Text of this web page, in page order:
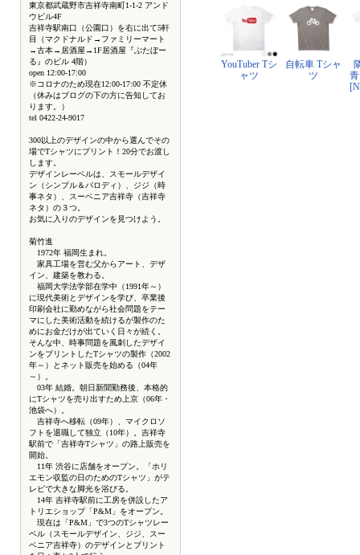
東京都武蔵野市吉祥寺南町1-1-2 アンド
ウビル4F
吉祥寺駅南口（公園口）を右に出て5軒
目（マクドナルド→ファミリーマート
→古本→居酒屋→1F居酒屋『ぶたぼー
る』のビル 4階）
open 12:00-17:00
※コロナのため現在12:00-17:00 不定休
（休みはブログの下の方に告知してお
ります。）
tel 0422-24-9017
300以上のデザインの中から選んでその
場でTシャツにプリント！20分でお渡し
します。
デザインレーベルは、スモールデザイ
ン（シンプル＆パロディ）、ジジ（時
事ネタ）、スーベニア吉祥寺（吉祥寺
ネタ）の３つ。
お気に入りのデザインを見つけよう。
菊竹進
1972年 福岡生まれ。
家具工場を営む父からアート、デザ
イン、建築を教わる。
福岡大学法学部在学中（1991年～）
に現代美術とデザインを学び、卒業後
印刷会社に勤めながら社会問題をテー
マにした美術活動を続けるが製作のた
めにお金だけが出ていく日々が続く。
そんな中、時事問題を風刺したデザイ
ンをプリントしたTシャツの製作（2002
年～）とネット販売を始める（04年
～）。
03年 結婚。朝日新聞勤務後、本格的
にTシャツを売り出すため上京（06年・
池袋へ）。
吉祥寺へ移転（09年）、マイクロソ
フトを退職して独立（10年）。吉祥寺
駅前で「吉祥寺Tシャツ」の路上販売を
開始。
11年 渋谷に店舗をオープン。「ホリ
エモン収監の日のためのTシャツ」がテ
レビで大きな脚光を浴びる。
14年 吉祥寺駅前に工房を併設したア
トリエショップ「P&M」をオープン。
現在は「P&M」で3つのTシャツレー
ベル（スモールデザイン、ジジ、スー
ベニア吉祥寺）のデザインとプリント
YouTuber Tシ
ャツ
自転車 Tシャ
ツ